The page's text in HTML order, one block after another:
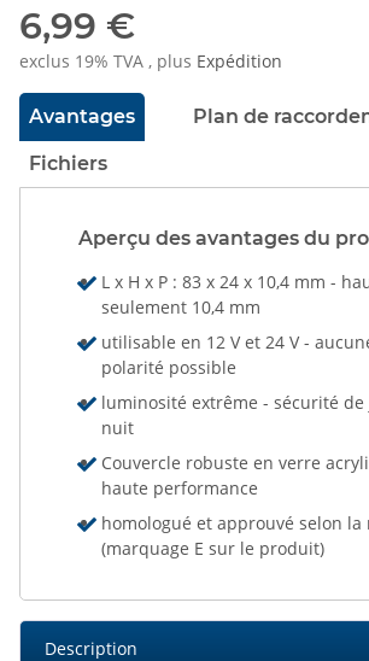
6,99 €
exclus 19% TVA , plus Expédition
Avantages Plan de
Fichiers
Aperçu des avantages du
L x H x P : 83 x 24 x 10,4 mm -
seulement 10,4 mm
utilisable en 12 V et 24 V -
polarité possible
luminosité extrême - sécurité
nuit
Couvercle robuste en verre
haute performance
homologué et approuvé selon la
(marquage E sur le produit)
Description